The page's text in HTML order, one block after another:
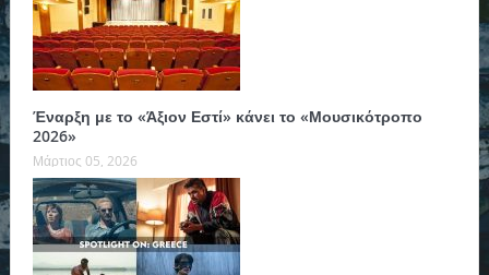
Έναρξη με το «Άξιον Εστί» κάνει το «Μουσικότροπο
2026»
Μάρτιος 05, 2026